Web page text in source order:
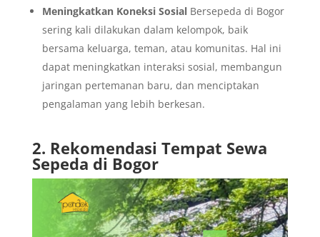
Meningkatkan Koneksi SosialBersepeda di Bogor
sering kali dilakukan dalam kelompok, baik
bersama keluarga, teman, atau komunitas. Hal ini
dapat meningkatkan interaksi sosial, membangun
jaringan pertemanan baru, dan menciptakan
pengalaman yang lebih berkesan.
2. Rekomendasi Tempat Sewa
Sepeda di Bogor